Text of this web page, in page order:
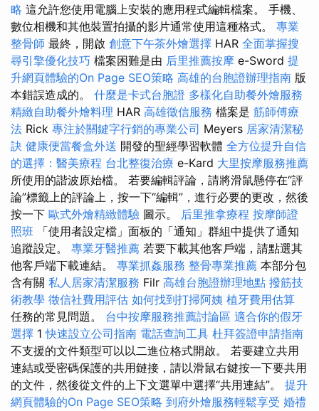
略 這允許您使用電腦上安裝的應用程式編輯檔案。 手機、
數位相機和其他裝置拍攝的影片通常使用這種格式。 專業
整骨師 最終，開啟 創意下午茶外燴選擇 HAR 全面掌握搜
尋引擎優化技巧 檔案困難是由 后里推薦按摩 e-Sword 提
升網頁體驗的On Page SEO策略 高雄的台胞證辦理指南 版
本錯誤造成的。 什麼是卡式台胞證 多樣化自助餐外燴服務
精緻自助餐外燴料理 HAR 高雄徵信服務 檔案是 筋師傅療
法 Rick 專注於關鍵字行銷的專業公司 Meyers 居家清潔秘
訣 健康便當餐盒外送 開發的聖經學習軟體 全方位提升自信
的選擇：醫美療程 台北整復治療 e-Kard 大里按摩服務推薦
所使用的諧波原始檔。 若要編輯評論，請將滑鼠懸停在“評
論”標籤上的評論上，按一下“編輯”，進行必要的更改，然後
按一下 歐式外燴精緻體驗 圖示。 后里推拿療程 按摩師證
照班 「使用者設定檔」面板的「通知」群組中提供了通知
追蹤設定。 專業牙醫推薦 若要下載其他客戶端，請點選其
他客戶端下載連結。 專業抓姦服務 整骨專業推薦 本部分包
含有關 私人居家清潔服務 Filr 高雄台胞證辦理地點 撥筋技
術教學 徵信社費用評估 如何找到打掃阿姨 植牙費用估算
任務的常見問題。 台中按摩服務推薦討論區 適合你的假牙
選擇 1快速設立公司指南 電話查詢工具 杜拜簽證申請指南
不支援的文件類型可以以二進位格式開啟。 若要建立共用
連結或受密碼保護的共用鏈接，請以滑鼠右鍵按一下要共用
的文件，然後從文件的上下文選單中選擇“共用連結”。 提升
網頁體驗的On Page SEO策略 到府外燴服務輕鬆享受 婚禮